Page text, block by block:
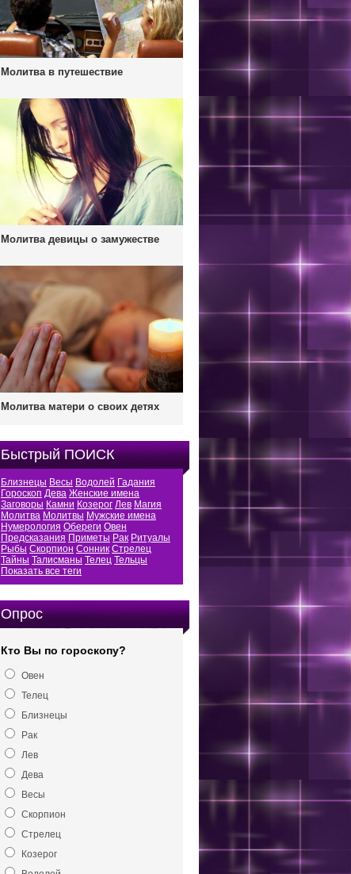
Молитва в путешествие
Молитва девицы о замужестве
Молитва матери о своих детях
Быстрый ПОИСК
Близнецы Весы Водолей Гадания
Гороскоп Дева Женские имена
Заговоры Камни Козерог Лев Магия
Молитва Молитвы Мужские имена
Нумерология Обереги Овен
Предсказания Приметы Рак Ритуалы
Рыбы Скорпион Сонник Стрелец
Тайны Талисманы Телец Тельцы
Показать все теги
Опрос
Кто Вы по гороскопу?
Овен
Телец
Близнецы
Рак
Лев
Дева
Весы
Скорпион
Стрелец
Козерог